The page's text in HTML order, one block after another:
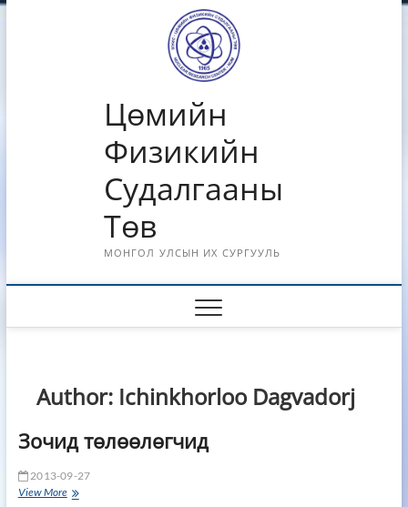
Skip
Цөмийн
Физикийн
Судалгааны
Төв
МОНГОЛ УЛСЫН ИХ СУРГУУЛЬ
Author: Ichinkhorloo Dagvadorj
Зочид төлөөлөгчид
2013-09-27
View MoreЗочид